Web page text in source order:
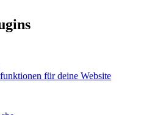
für deine Website